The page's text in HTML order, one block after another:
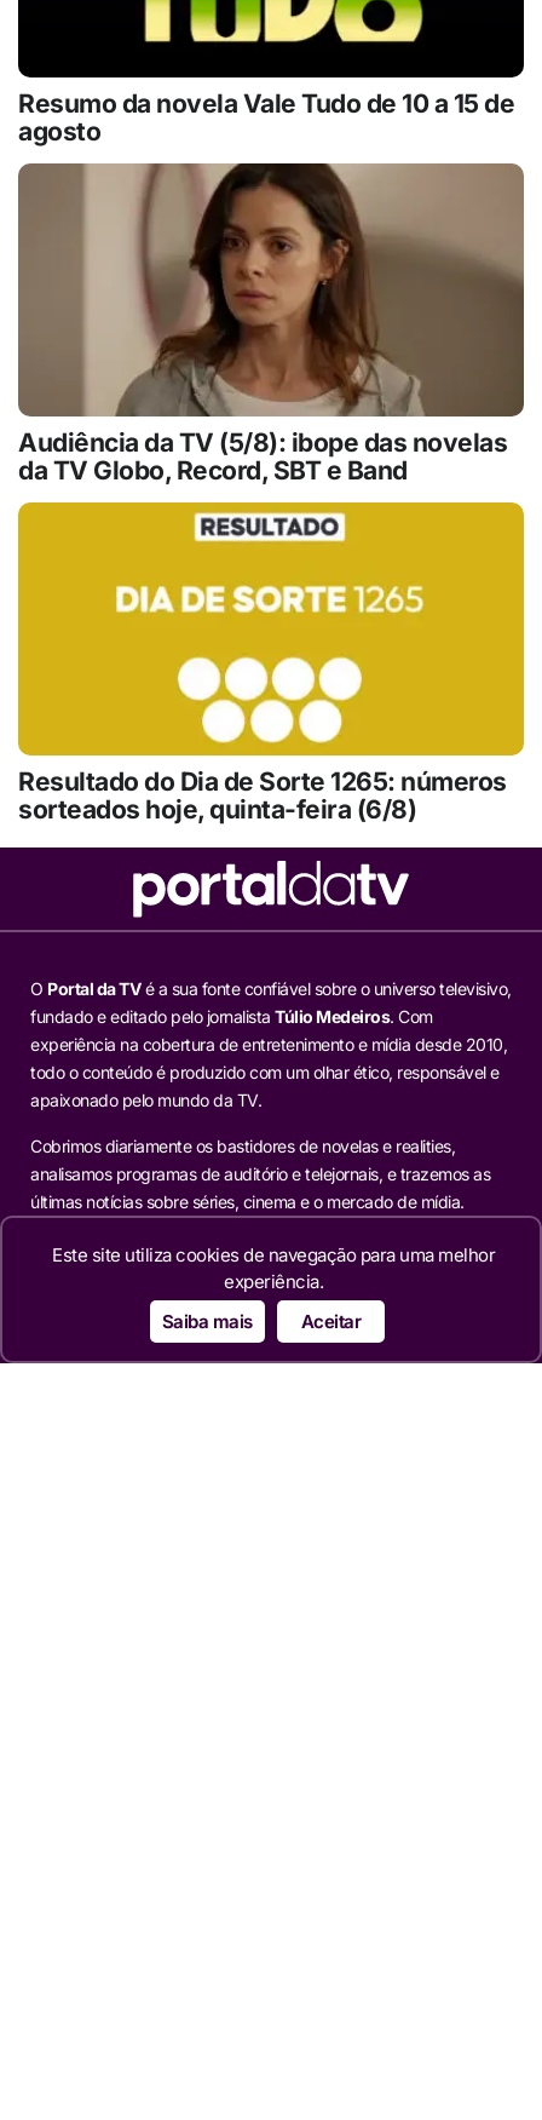
Resumo da novela Vale Tudo de 10 a 15 de
agosto
Audiência da TV (5/8): ibope das novelas
da TV Globo, Record, SBT e Band
Resultado do Dia de Sorte 1265: números
sorteados hoje, quinta-feira (6/8)
O Portal da TVé a sua fonte confiável sobre o universo televisivo,
fundado e editado pelo jornalista Túlio Medeiros. Com
experiência na cobertura de entretenimento e mídia desde 2010,
todo o conteúdo é produzido com um olhar ético, responsável e
apaixonado pelo mundo da TV.
Cobrimos diariamente os bastidores de novelas e realities,
analisamos programas de auditório e telejornais, e trazemos as
últimas notícias sobre séries, cinema e o mercado de mídia.
aprofundadas e reportagens exclusivas para os leitores que
buscam mais do que o óbvio.
Este site utiliza cookies de navegação para uma melhor
experiência.
Saiba mais
Aceitar